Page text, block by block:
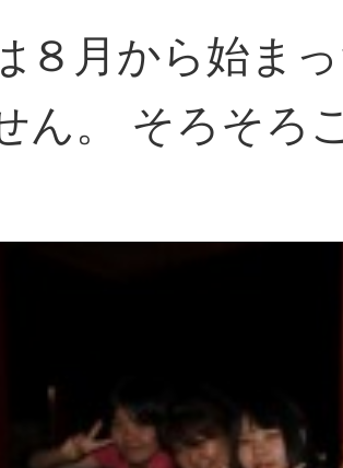
８月から始ま
ん。 そろそろ